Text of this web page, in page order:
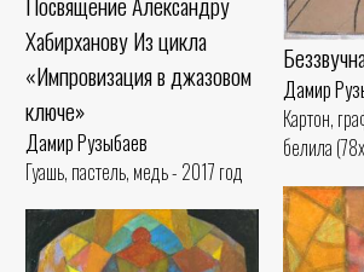
Дамир
Картон,
белила
Хабирханову Из цикла
«Импровизация в джазовом
ключе»
Дамир Рузыбаев
Гуашь, пастель, медь - 2017 год